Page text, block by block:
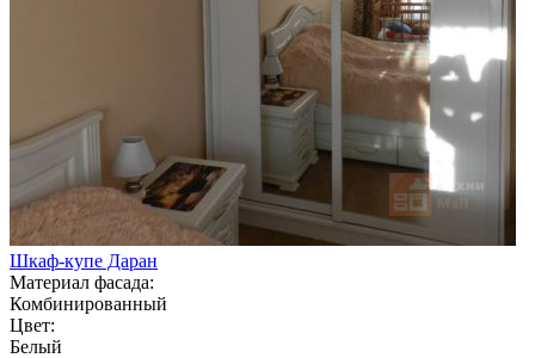
Шкаф-купе Даран
Материал фасада:
Комбинированный
Цвет:
Белый